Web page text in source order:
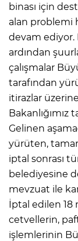
binası için
alan problemi
devam
ardından
çalışmalar
tarafından
itirazlar
Gelinen
yürüten,
iptal sonrası
belediyesine
mevzuat ile
İptal edilen 18
cetvellerin,
işlemlerinin